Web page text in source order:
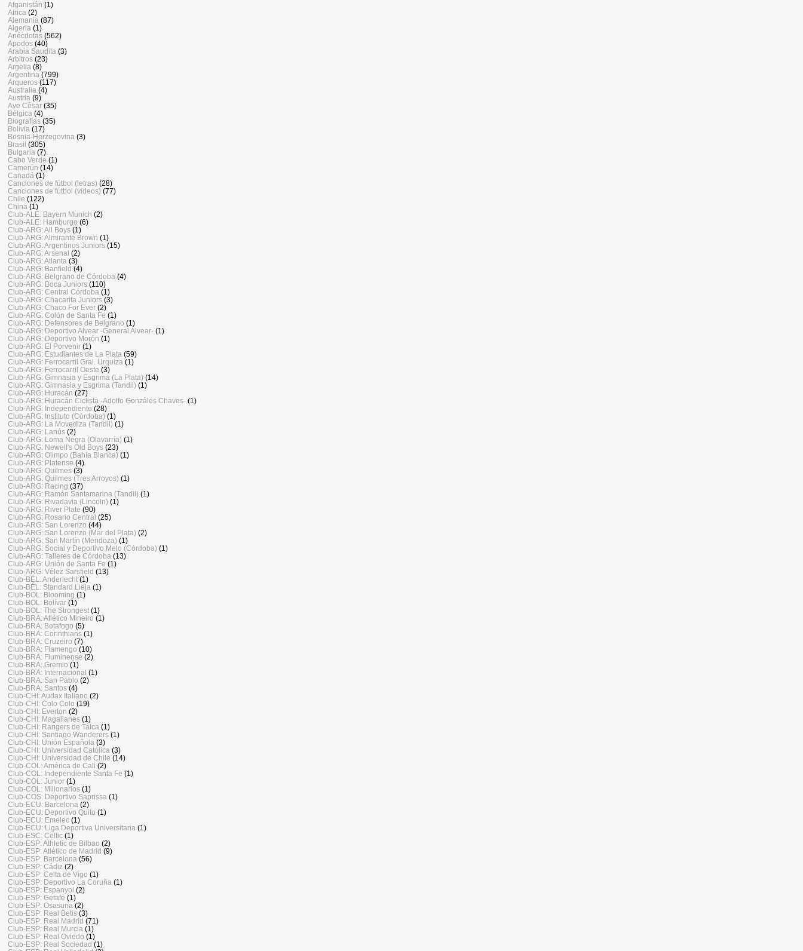
Afganistán (1)
Africa (2)
Alemania (87)
Algeria (1)
Anécdotas (562)
Apodos (40)
Arabia Saudita (3)
Arbitros (23)
Argelia (8)
Argentina (799)
Arqueros (117)
Australia (4)
Austria (9)
Ave César (35)
Bélgica (4)
Biografías (35)
Bolivia (17)
Bosnia-Herzegovina (3)
Brasil (305)
Bulgaria (7)
Cabo Verde (1)
Camerún (14)
Canadá (1)
Canciones de fútbol (letras) (28)
Canciones de fútbol (videos) (77)
Chile (122)
China (1)
Club-ALE: Bayern Munich (2)
Club-ALE: Hamburgo (6)
Club-ARG: All Boys (1)
Club-ARG: Almirante Brown (1)
Club-ARG: Argentinos Juniors (15)
Club-ARG: Arsenal (2)
Club-ARG: Atlanta (3)
Club-ARG: Banfield (4)
Club-ARG: Belgrano de Córdoba (4)
Club-ARG: Boca Juniors (110)
Club-ARG: Central Córdoba (1)
Club-ARG: Chacarita Juniors (3)
Club-ARG: Chaco For Ever (2)
Club-ARG: Colón de Santa Fe (1)
Club-ARG: Defensores de Belgrano (1)
Club-ARG: Deportivo Alvear -General Alvear- (1)
Club-ARG: Deportivo Morón (1)
Club-ARG: El Porvenir (1)
Club-ARG: Estudiantes de La Plata (59)
Club-ARG: Ferrocarril Gral. Urquiza (1)
Club-ARG: Ferrocarril Oeste (3)
Club-ARG: Gimnasia y Esgrima (La Plata) (14)
Club-ARG: Gimnasia y Esgrima (Tandil) (1)
Club-ARG: Huracán (27)
Club-ARG: Huracán Ciclista -Adolfo Gonzáles Chaves- (1)
Club-ARG: Independiente (28)
Club-ARG: Instituto (Córdoba) (1)
Club-ARG: La Movediza (Tandil) (1)
Club-ARG: Lanús (2)
Club-ARG: Loma Negra (Olavarría) (1)
Club-ARG: Newell's Old Boys (23)
Club-ARG: Olimpo (Bahía Blanca) (1)
Club-ARG: Platense (4)
Club-ARG: Quilmes (3)
Club-ARG: Quilmes (Tres Arroyos) (1)
Club-ARG: Racing (37)
Club-ARG: Ramón Santamarina (Tandil) (1)
Club-ARG: Rivadavia (Lincoln) (1)
Club-ARG: River Plate (90)
Club-ARG: Rosario Central (25)
Club-ARG: San Lorenzo (44)
Club-ARG: San Lorenzo (Mar del Plata) (2)
Club-ARG: San Martín (Mendoza) (1)
Club-ARG: Social y Deportivo Melo (Córdoba) (1)
Club-ARG: Talleres de Córdoba (13)
Club-ARG: Unión de Santa Fe (1)
Club-ARG: Vélez Sarsfield (13)
Club-BÉL: Anderlecht (1)
Club-BÉL: Standard Lieja (1)
Club-BOL: Blooming (1)
Club-BOL: Bolívar (1)
Club-BOL: The Strongest (1)
Club-BRA: Atlético Mineiro (1)
Club-BRA: Botafogo (5)
Club-BRA: Corinthians (1)
Club-BRA: Cruzeiro (7)
Club-BRA: Flamengo (10)
Club-BRA: Fluminense (2)
Club-BRA: Gremio (1)
Club-BRA: Internacional (1)
Club-BRA: San Pablo (2)
Club-BRA: Santos (4)
Club-CHI: Audax Italiano (2)
Club-CHI: Colo Colo (19)
Club-CHI: Everton (2)
Club-CHI: Magallanes (1)
Club-CHI: Rangers de Talca (1)
Club-CHI: Santiago Wanderers (1)
Club-CHI: Unión Española (3)
Club-CHI: Universidad Católica (3)
Club-CHI: Universidad de Chile (14)
Club-COL: América de Cali (2)
Club-COL: Independiente Santa Fe (1)
Club-COL: Junior (1)
Club-COL: Millonarios (1)
Club-COS: Deportivo Saprissa (1)
Club-ECU: Barcelona (2)
Club-ECU: Deportivo Quito (1)
Club-ECU: Emelec (1)
Club-ECU: Liga Deportiva Universitaria (1)
Club-ESC: Celtic (1)
Club-ESP: Athletic de Bilbao (2)
Club-ESP: Atlético de Madrid (9)
Club-ESP: Barcelona (56)
Club-ESP: Cádiz (2)
Club-ESP: Celta de Vigo (1)
Club-ESP: Deportivo La Coruña (1)
Club-ESP: Espanyol (2)
Club-ESP: Getafe (1)
Club-ESP: Osasuna (2)
Club-ESP: Real Betis (3)
Club-ESP: Real Madrid (71)
Club-ESP: Real Murcia (1)
Club-ESP: Real Oviedo (1)
Club-ESP: Real Sociedad (1)